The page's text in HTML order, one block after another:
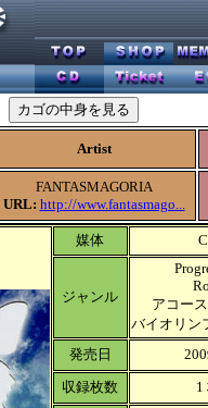
Artist
FANTASMAGORIA
URL: http://www.fantasmago...
媒体
ジャンル
アコー
バイオリン
発売日
収録枚数
1